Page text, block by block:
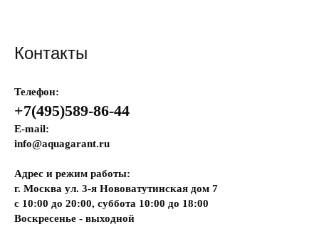
Контакты
Телефон:
+7(495)589-86-44
E-mail:
info@aquagarant.ru
Адрес и режим работы:
г. Москва ул. 3-я Нововатутинская дом 7
с 10:00 до 20:00, суббота 10:00 до 18:00
Воскресенье - выходной